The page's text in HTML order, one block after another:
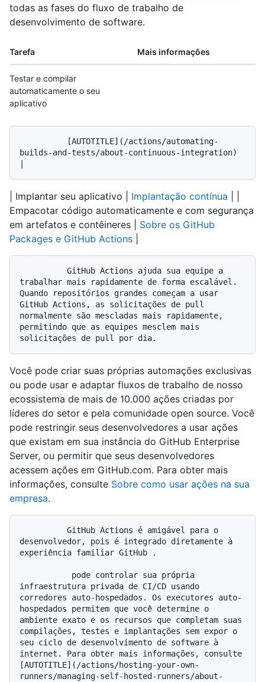
todas as fases do fluxo de trabalho de
desenvolvimento de software.
Tarefa Mais informações
Testar e compilar
automaticamente o seu
aplicativo
builds-and-tests/about-continuous-integration)
| Implantar seu aplicativo | Implantação contínua
Empacotar código automaticamente e com segurança
em artefatos e contêineres | Sobre os GitHub
Packages e GitHub Actions
trabalhar mais rapidamente de forma escalável.
Quando repositórios grandes começam a usar
GitHub Actions, as solicitações de pull
normalmente são mescladas mais rapidamente,
permitindo que as equipes mesclem mais
Você pode criar suas próprias automações exclusivas
ou pode usar e adaptar fluxos de trabalho de nosso
ecossistema de mais de 10.000 ações criadas por
líderes do setor e pela comunidade open source. Você
pode restringir seus desenvolvedores a usar ações
que existam em sua instância do GitHub Enterprise
Server, ou permitir que seus desenvolvedores
acessem ações em GitHub.com. Para obter mais
informações, consulte Sobre como usar ações na sua
empresa.
desenvolvedor, pois é integrado diretamente à
experiência familiar GitHub .
infraestrutura privada de CI/CD usando
corredores auto-hospedados. Os executores auto-
hospedados permitem que você determine o
ambiente exato e os recursos que completam suas
compilações, testes e implantações sem expor o
seu ciclo de desenvolvimento de software à
internet. Para obter mais informações, consulte
[AUTOTITLE](/actions/hosting-your-own-
runners/managing-self-hosted-runners/about-